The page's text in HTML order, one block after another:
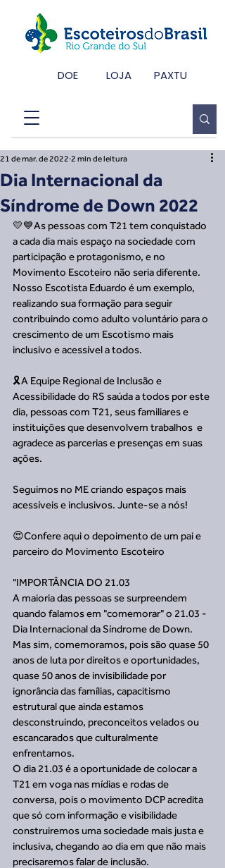
DOE LOJA PAXTU
Dia Internacional da
Síndrome de Down 2022
21 de mar. de 2022 2 min de leitura
💛💙As pessoas com T21 tem conquistado
a cada dia mais espaço na sociedade com
participação e protagonismo, e no
Movimento Escoteiro não seria diferente.
Nosso Escotista Eduardo é um exemplo,
realizando sua formação para seguir
contribuindo como adulto voluntário para o
crescimento de um Escotismo mais
inclusivo e acessível a todos.
🎗️A Equipe Regional de Inclusão e
Acessibilidade do RS saúda a todos por este
dia, pessoas com T21, seus familiares e
instituições que desenvolvem trabalhos  e
agradece as parcerias e presenças em suas
ações.
Seguimos no ME criando espaços mais
acessíveis e inclusivos. Junte-se a nós!
😍Confere aqui o depoimento de um pai e
parceiro do Movimento Escoteiro
"IMPORTÂNCIA DO 21.03
A maioria das pessoas se surpreendem
quando falamos em "comemorar" o 21.03 -
Dia Internacional da Síndrome de Down.
Mas sim, comemoramos, pois são quase 50
anos de luta por direitos e oportunidades,
quase 50 anos de invisibilidade por
ignorância das famílias, capacitismo
estrutural que ainda estamos
desconstruindo, preconceitos velados ou
escancarados que culturalmente
enfrentamos.
O dia 21.03 é a oportunidade de colocar a
T21 em voga nas mídias e rodas de
conversa, pois o movimento DCP acredita
que só com informação e visibilidade
construiremos uma sociedade mais justa e
inclusiva, chegando ao dia em que não mais
precisaremos falar de inclusão.